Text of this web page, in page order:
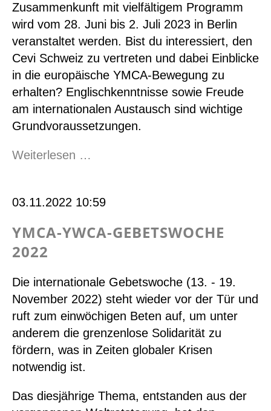
Zusammenkunft mit vielfältigem Programm
wird vom 28. Juni bis 2. Juli 2023 in Berlin
veranstaltet werden. Bist du interessiert, den
Cevi Schweiz zu vertreten und dabei Einblicke
in die europäische YMCA-Bewegung zu
erhalten? Englischkenntnisse sowie Freude
am internationalen Austausch sind wichtige
Grundvoraussetzungen.
Weiterlesen …
für
Generalversammlung
YMCA
Europa
und
Jubiläumsfeier
50
YMCA
03.11.2022 10:59
YMCA-YWCA-GEBETSWOCHE
2022
Die internationale Gebetswoche (13. - 19.
November 2022) steht wieder vor der Tür und
ruft zum einwöchigen Beten auf, um unter
anderem die grenzenlose Solidarität zu
fördern, was in Zeiten globaler Krisen
notwendig ist.
Das diesjährige Thema, entstanden aus der